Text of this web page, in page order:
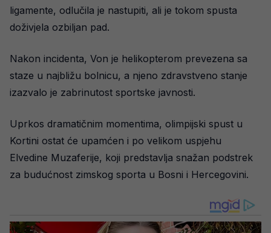
ligamente, odlučila je nastupiti, ali je tokom spusta
doživjela ozbiljan pad.
Nakon incidenta, Von je helikopterom prevezena sa
staze u najbližu bolnicu, a njeno zdravstveno stanje
izazvalo je zabrinutost sportske javnosti.
Uprkos dramatičnim momentima, olimpijski spust u
Kortini ostat će upamćen i po velikom uspjehu
Elvedine Muzaferije, koji predstavlja snažan podstrek
za budućnost zimskog sporta u Bosni i Hercegovini.